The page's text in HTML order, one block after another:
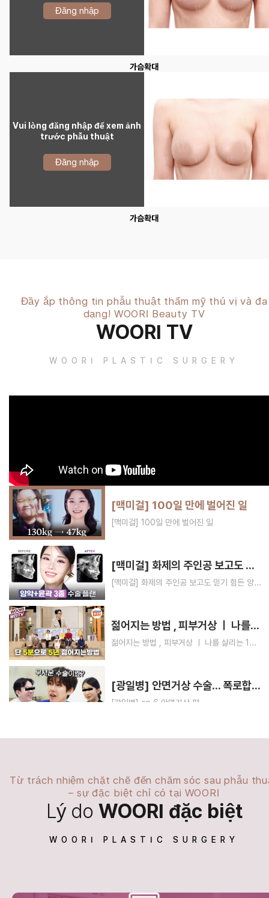
Đăng nhập
가슴확대
Vui lòng đăng nhập để xem ảnh
trước phẫu thuật
Đăng nhập
가슴확대
Đầy ắp thông tin phẫu thuật thẩm mỹ thú vị và đa
dạng! WOORI Beauty TV
WOORI TV
WOORI PLASTIC SURGERY
[맥미걸] 100일 만에 벌어진 일
[맥미걸] 100일 만에 벌어진 일
[맥미걸] 화제의 주인공 보고도 믿기 힘든 양악+윤곽3종 플랜
[맥미걸] 화제의 주인공 보고도 믿기 힘든 양악+윤곽3종 플랜
젊어지는 방법 , 피부거상 ㅣ 나를 살리는 1교시
젊어지는 방법 , 피부거상 ㅣ 나를 살리는 1교시
[광일병] 안면거상 수술... 폭로합니다
[광일병] ep.6 안면거상 편
Từ trách nhiệm chặt chẽ đến chăm sóc sau phẫu
– sự đặc biệt chỉ có tại WOORI
Lý do WOORI đặc biệt
WOORI PLASTIC SURGERY